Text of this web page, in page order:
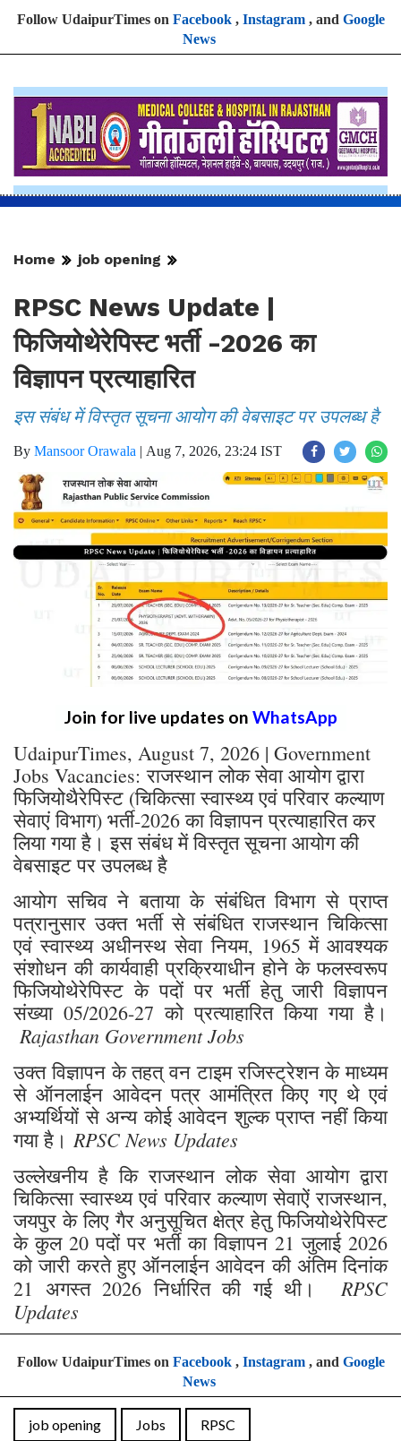
Follow UdaipurTimes on Facebook, Instagram, and Google
News
Home job opening
RPSC News Update |
फिजियोथेरेपिस्ट भर्ती -2026 का
विज्ञापन प्रत्याहारित
इस संबंध में विस्तृत सूचना आयोग की वेबसाइट पर उपलब्ध है
By Mansoor Orawala | Aug 7, 2026, 23:24 IST
Join for live updates on WhatsApp
UdaipurTimes, August 7, 2026 | Government
Jobs Vacancies: राजस्थान लोक सेवा आयोग द्वारा
फिजियोथैरेपिस्ट (चिकित्सा स्वास्थ्य एवं परिवार कल्याण
सेवाएं विभाग) भर्ती-2026 का विज्ञापन प्रत्याहारित कर
लिया गया है। इस संबंध में विस्तृत सूचना आयोग की
वेबसाइट पर उपलब्ध है
आयोग सचिव ने बताया के संबंधित विभाग से प्राप्त
पत्रानुसार उक्त भर्ती से संबंधित राजस्थान चिकित्सा
एवं स्वास्थ्य अधीनस्थ सेवा नियम, 1965 में आवश्यक
संशोधन की कार्यवाही प्रक्रियाधीन होने के फलस्वरूप
फिजियोथेरेपिस्ट के पदों पर भर्ती हेतु जारी विज्ञापन
संख्या 05/2026-27 को प्रत्याहारित किया गया है।
Rajasthan Government Jobs
उक्त विज्ञापन के तहत् वन टाइम रजिस्ट्रेशन के माध्यम
से ऑनलाईन आवेदन पत्र आमंत्रित किए गए थे एवं
अभ्यर्थियों से अन्य कोई आवेदन शुल्क प्राप्त नहीं किया
गया है। RPSC News Updates
उल्लेखनीय है कि राजस्थान लोक सेवा आयोग द्वारा
चिकित्सा स्वास्थ्य एवं परिवार कल्याण सेवाऐं राजस्थान,
जयपुर के लिए गैर अनुसूचित क्षेत्र हेतु फिजियोथेरेपिस्ट
के कुल 20 पदों पर भर्ती का विज्ञापन 21 जुलाई 2026
को जारी करते हुए ऑनलाईन आवेदन की अंतिम दिनांक
21 अगस्त 2026 निर्धारित की गई थी। RPSC
Updates
Follow UdaipurTimes on Facebook, Instagram, and Google
News
job opening Jobs RPSC